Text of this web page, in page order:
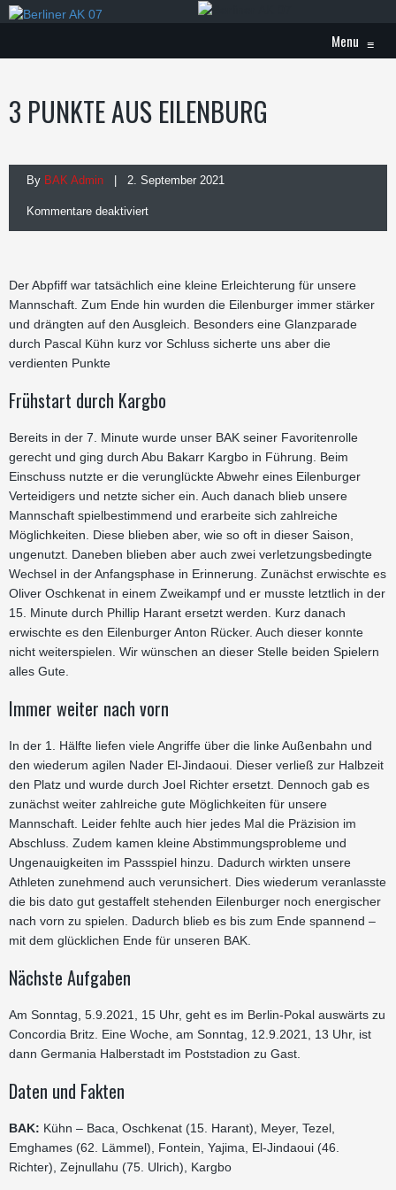
Menu ≡
3 PUNKTE AUS EILENBURG
By BAK Admin | 2. September 2021
Kommentare deaktiviertfür
aus
Eilenburg
Der Abpfiff war tatsächlich eine kleine Erleichterung für unsere
Mannschaft. Zum Ende hin wurden die Eilenburger immer stärker
und drängten auf den Ausgleich. Besonders eine Glanzparade
durch Pascal Kühn kurz vor Schluss sicherte uns aber die
verdienten Punkte
Frühstart durch Kargbo
Bereits in der 7. Minute wurde unser BAK seiner Favoritenrolle
gerecht und ging durch Abu Bakarr Kargbo in Führung. Beim
Einschuss nutzte er die verunglückte Abwehr eines Eilenburger
Verteidigers und netzte sicher ein. Auch danach blieb unsere
Mannschaft spielbestimmend und erarbeite sich zahlreiche
Möglichkeiten. Diese blieben aber, wie so oft in dieser Saison,
ungenutzt. Daneben blieben aber auch zwei verletzungsbedingte
Wechsel in der Anfangsphase in Erinnerung. Zunächst erwischte es
Oliver Oschkenat in einem Zweikampf und er musste letztlich in der
15. Minute durch Phillip Harant ersetzt werden. Kurz danach
erwischte es den Eilenburger Anton Rücker. Auch dieser konnte
nicht weiterspielen. Wir wünschen an dieser Stelle beiden Spielern
alles Gute.
Immer weiter nach vorn
In der 1. Hälfte liefen viele Angriffe über die linke Außenbahn und
den wiederum agilen Nader El-Jindaoui. Dieser verließ zur Halbzeit
den Platz und wurde durch Joel Richter ersetzt. Dennoch gab es
zunächst weiter zahlreiche gute Möglichkeiten für unsere
Mannschaft. Leider fehlte auch hier jedes Mal die Präzision im
Abschluss. Zudem kamen kleine Abstimmungsprobleme und
Ungenauigkeiten im Passspiel hinzu. Dadurch wirkten unsere
Athleten zunehmend auch verunsichert. Dies wiederum veranlasste
die bis dato gut gestaffelt stehenden Eilenburger noch energischer
nach vorn zu spielen. Dadurch blieb es bis zum Ende spannend –
mit dem glücklichen Ende für unseren BAK.
Nächste Aufgaben
Am Sonntag, 5.9.2021, 15 Uhr, geht es im Berlin-Pokal auswärts zu
Concordia Britz. Eine Woche, am Sonntag, 12.9.2021, 13 Uhr, ist
dann Germania Halberstadt im Poststadion zu Gast.
Daten und Fakten
BAK: Kühn – Baca, Oschkenat (15. Harant), Meyer, Tezel,
Emghames (62. Lämmel), Fontein, Yajima, El-Jindaoui (46.
Richter), Zejnullahu (75. Ulrich), Kargbo